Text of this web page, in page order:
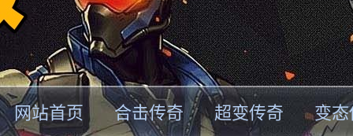
网站首页 合击传奇 超变传奇 变